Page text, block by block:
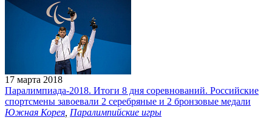
17 марта 2018
Паралимпиада-2018. Итоги 8 дня соревнований. Российские
спортсмены завоевали 2 серебряные и 2 бронзовые медали
Южная Корея Паралимпийские игры